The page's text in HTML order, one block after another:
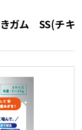
ガム SS(チキ